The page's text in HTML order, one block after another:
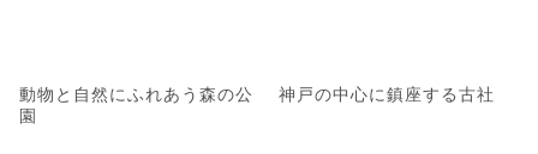
動物と自然にふれあう森の公
園
神戸の中心に鎮座する古社